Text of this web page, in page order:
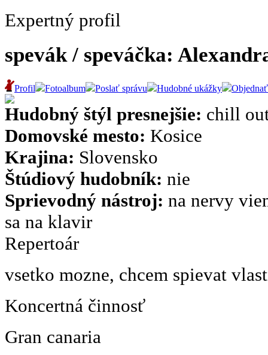
Expertný profil
spevák / speváčka:
Profil Fotoalbum Poslať správu Hudobné ukážky Objednať
Hudobný štýl presnejšie: chill
Domovské mesto: Kosice
Krajina: Slovensko
Štúdiový hudobník: nie
Sprievodný nástroj: na nervy
sa na klavir
Repertoár
vsetko mozne, chcem spievat
Koncertná činnosť
Gran canaria